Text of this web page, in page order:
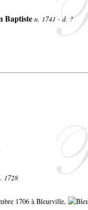
Baptiste n. 1741 - d. ?
1728
1706 à Bleurville,